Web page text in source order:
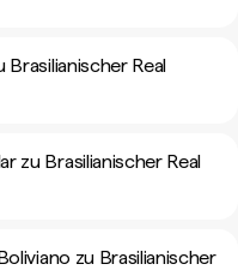
Real
zu Brasilianischer Real
zu Brasilianischer